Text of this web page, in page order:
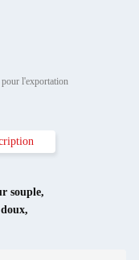
pour l'exportation
souple,
,